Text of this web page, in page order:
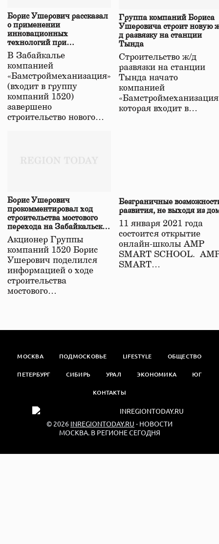
Борис Ушерович рассказал
о применении
инновационных
технологий при
строительстве нового моста
в Забайкалье
В Забайкалье
компанией
«Бамстроймеханизация»
(входит в группу
компаний 1520)
завершено
строительство нового…
Группа компаний Бориса
Ушеровича строит новую
д развязку на станции
Тында
Строительство ж/д
развязки на станции
Тында начато
компанией
которая входит в…
Борис Ушерович
прокомментировал ход
строительства мостового
перехода на Забайкальской
железной дороге
Акционер Группы
компаний 1520 Борис
Ушерович поделился
информацией о ходе
строительства
мостового…
Безграничные
развития, не выходя из
11 января 2021 года
состоится открытие
онлайн-школы АМР
SMART SCHOOL.
SMART…
МОСКВА ПОДМОСКОВЬЕ LIFESTYLE ОБЩЕСТВО
ПЕТЕРБУРГ СИБИРЬ УРАЛ ЭКОНОМИКА ЮГ
КОНТАКТЫ
© 2026 INREGIONTODAY.RU - НОВОСТИ
МОСКВА. В РЕГИОНЕ СЕГОДНЯ